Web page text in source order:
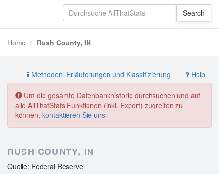
Home Rush County, IN
Methoden, Erläuterungen und Klassifizierung Help
Um die gesamte Datenbankhistorie durchsuchen und auf
alle AllThatStats Funktionen (inkl. Export) zugreifen zu
können, kontaktieren Sie uns
RUSH COUNTY, IN
Quelle: Federal Reserve